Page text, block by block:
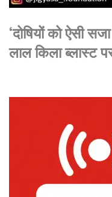
‘दोषियों को ऐसी
लाल किला ब्लास्ट